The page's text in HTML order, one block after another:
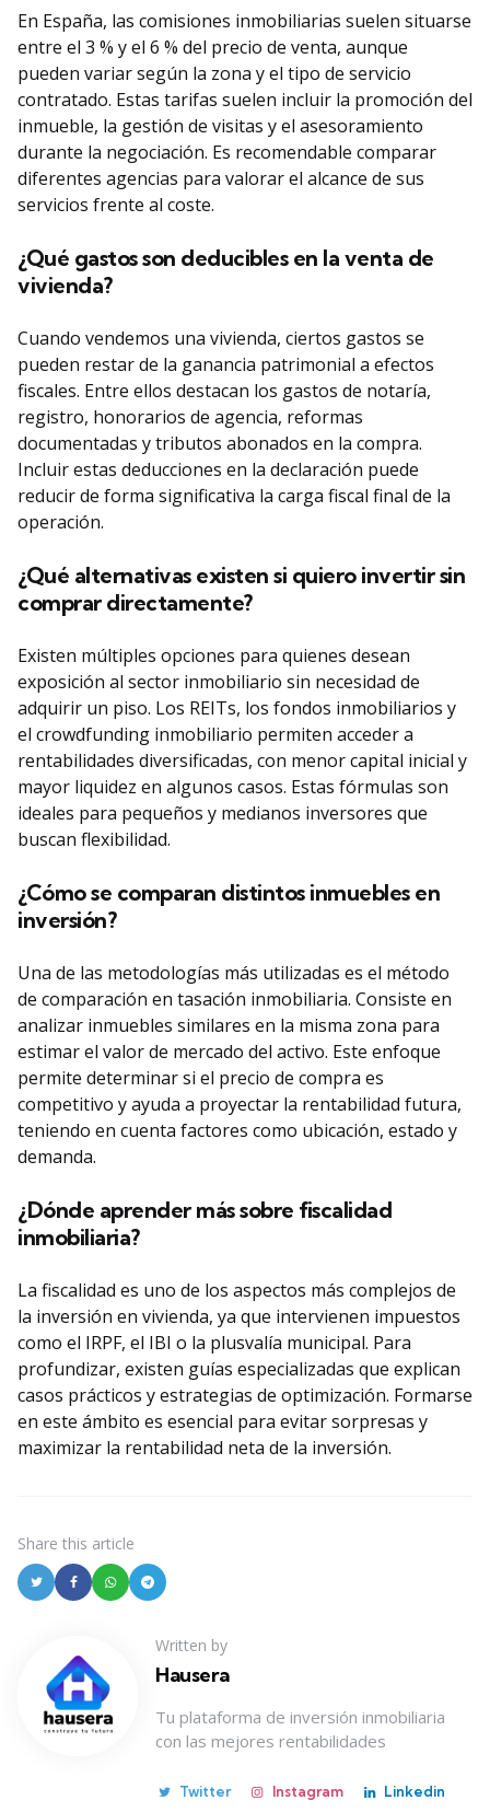
En España, las comisiones inmobiliarias suelen situarse
entre el 3 % y el 6 % del precio de venta, aunque
pueden variar según la zona y el tipo de servicio
contratado. Estas tarifas suelen incluir la promoción del
inmueble, la gestión de visitas y el asesoramiento
durante la negociación. Es recomendable comparar
diferentes agencias para valorar el alcance de sus
servicios frente al coste.
¿Qué gastos son deducibles en la venta de
vivienda?
Cuando vendemos una vivienda, ciertos gastos se
pueden restar de la ganancia patrimonial a efectos
fiscales. Entre ellos destacan los gastos de notaría,
registro, honorarios de agencia, reformas
documentadas y tributos abonados en la compra.
Incluir estas deducciones en la declaración puede
reducir de forma significativa la carga fiscal final de la
operación.
¿Qué alternativas existen si quiero invertir sin
comprar directamente?
Existen múltiples opciones para quienes desean
exposición al sector inmobiliario sin necesidad de
adquirir un piso. Los REITs, los fondos inmobiliarios y
el crowdfunding inmobiliario permiten acceder a
rentabilidades diversificadas, con menor capital inicial y
mayor liquidez en algunos casos. Estas fórmulas son
ideales para pequeños y medianos inversores que
buscan flexibilidad.
¿Cómo se comparan distintos inmuebles en
inversión?
Una de las metodologías más utilizadas es el método
de comparación en tasación inmobiliaria. Consiste en
analizar inmuebles similares en la misma zona para
estimar el valor de mercado del activo. Este enfoque
permite determinar si el precio de compra es
competitivo y ayuda a proyectar la rentabilidad futura,
teniendo en cuenta factores como ubicación, estado y
demanda.
¿Dónde aprender más sobre fiscalidad
inmobiliaria?
La fiscalidad es uno de los aspectos más complejos de
la inversión en vivienda, ya que intervienen impuestos
como el IRPF, el IBI o la plusvalía municipal. Para
profundizar, existen guías especializadas que explican
casos prácticos y estrategias de optimización. Formarse
en este ámbito es esencial para evitar sorpresas y
maximizar la rentabilidad neta de la inversión.
Share this article
Written by
Hausera
Tu plataforma de inversión inmobiliaria
con las mejores rentabilidades
Twitter Instagram Linkedin